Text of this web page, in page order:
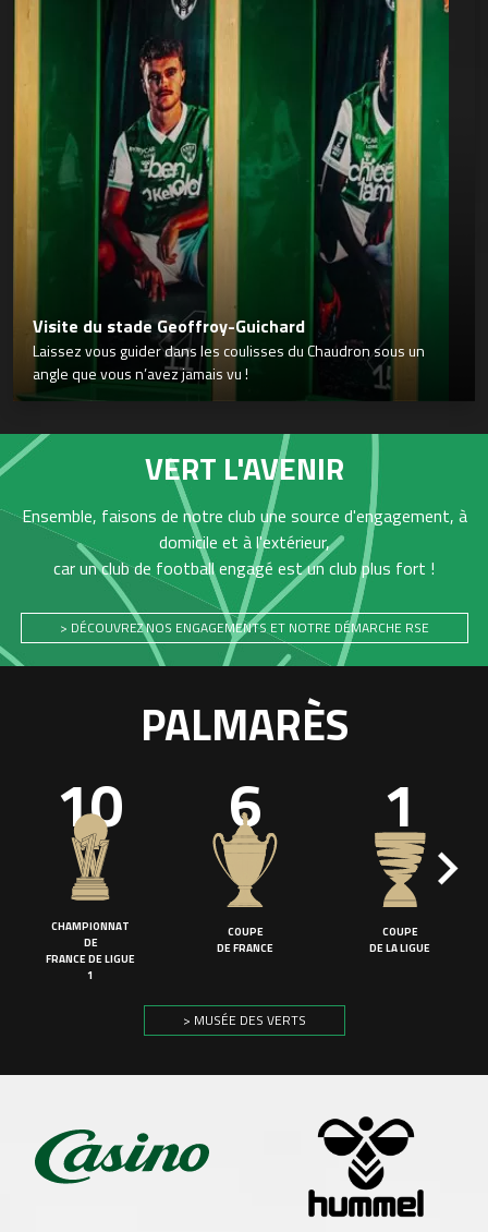
Visite du stade Geoffroy-Guichard
Laissez vous guider dans les coulisses du Chaudron sous un
angle que vous n’avez jamais vu !
VERT L'AVENIR
Ensemble, faisons de notre club une source d'engagement, à
domicile et à l'extérieur,
car un club de football engagé est un club plus fort !
> DÉCOUVREZ NOS ENGAGEMENTS ET NOTRE DÉMARCHE RSE
PALMARÈS
10
CHAMPIONNAT
DE
FRANCE DE LIGUE
1
6
COUPE
DE FRANCE
1
COUPE
DE LA LIGUE
> MUSÉE DES VERTS